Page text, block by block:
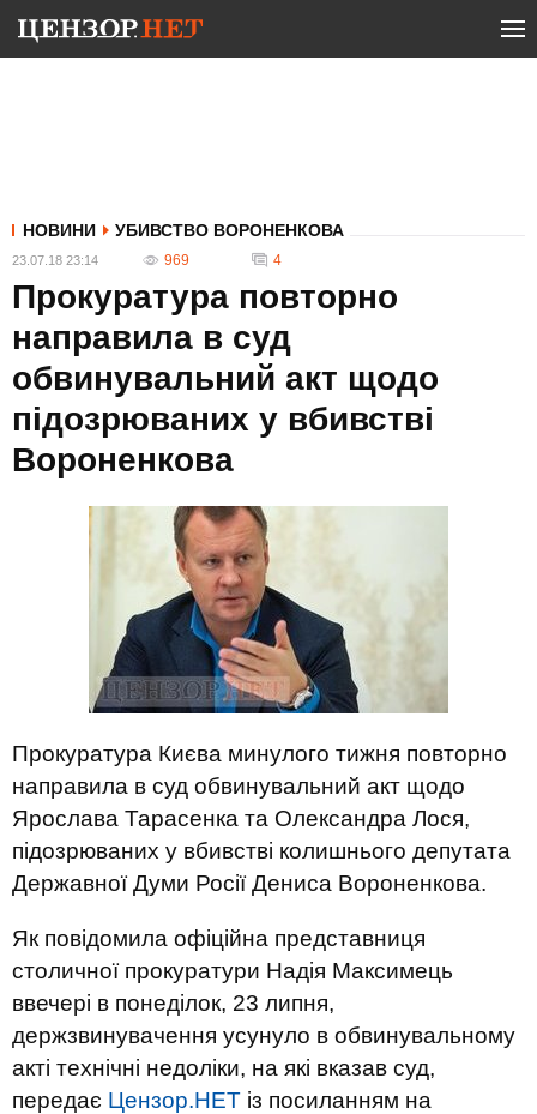
НОВИНИ УБИВСТВО ВОРОНЕНКОВА
23.07.18 23:14 969 4
Прокуратура повторно
направила в суд
обвинувальний акт щодо
підозрюваних у вбивстві
Вороненкова
Прокуратура Києва минулого тижня повторно
направила в суд обвинувальний акт щодо
Ярослава Тарасенка та Олександра Лося,
підозрюваних у вбивстві колишнього депутата
Державної Думи Росії Дениса Вороненкова.
Як повідомила офіційна представниця
столичної прокуратури Надія Максимець
ввечері в понеділок, 23 липня,
держзвинувачення усунуло в обвинувальному
акті технічні недоліки, на які вказав суд,
передає Цензор.НЕТ із посиланням на